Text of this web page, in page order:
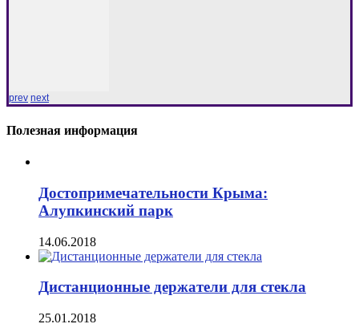
prev next
Полезная информация
Достопримечательности Крыма:
Алупкинский парк
14.06.2018
Дистанционные держатели для стекла
25.01.2018